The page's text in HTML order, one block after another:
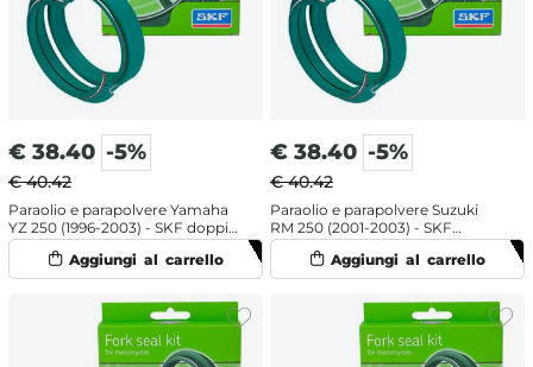
€ 38.40 -5%
€ 40.42
Paraolio e parapolvere Yamaha
YZ 250 (1996-2003) - SKF doppia
mescola
€ 38.40 -5%
€ 40.42
Paraolio e parapolvere Suzuki
RM 250 (2001-2003) - SKF
doppia mescola